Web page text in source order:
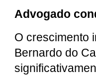
Advogado
O crescimento
Bernardo do